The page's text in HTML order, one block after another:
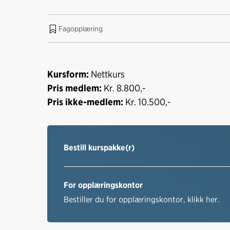
Fagopplæring
Kursform: Nettkurs
Pris medlem: Kr. 8.800,-
Pris ikke-medlem: Kr. 10.500,-
Bestill kurspakke(r)
For opplæringskontor
Bestiller du for opplæringskontor, klikk her.